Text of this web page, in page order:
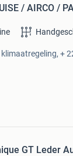
/ AIRCO /
+
GT Leder